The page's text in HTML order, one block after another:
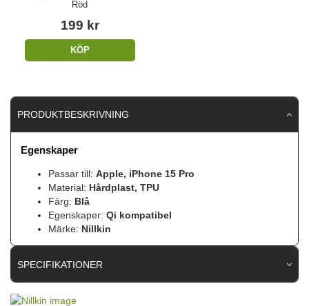
Röd
199 kr
KÖP
PRODUKTBESKRIVNING
Egenskaper
Passar till:Apple, iPhone 15 Pro
Material: Hårdplast, TPU
Färg: Blå
Egenskaper:Qi kompatibel
Märke: Nillkin
SPECIFIKATIONER